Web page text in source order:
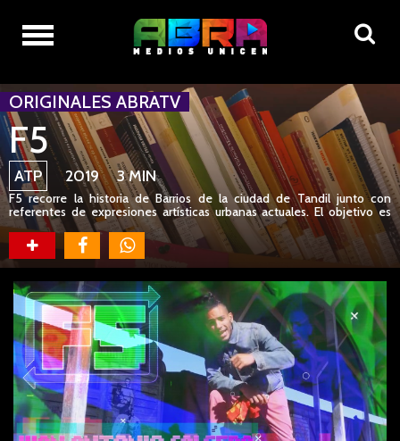
ORIGINALES ABRATV
F5
ATP 2019 3 MIN
F5 recorre la historia de Barrios de la ciudad de Tandil junto con
referentes de expresiones artísticas urbanas actuales. El objetivo es
registrar el proceso creativo de estos referentes al recibir información
de Bibliotecas Populares, sus barrios y los hechos o personajes que les
dieron origen.